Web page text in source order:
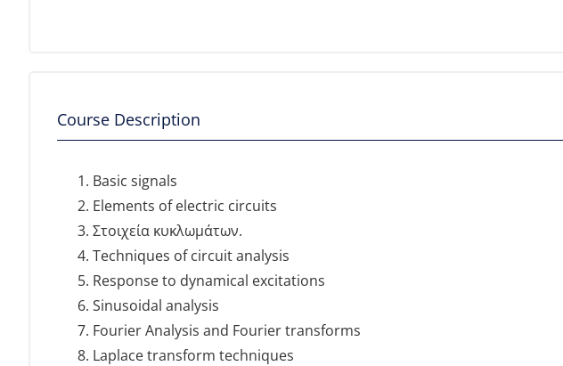
Course Description
Basic signals
Elements of electric circuits
Στοιχεία κυκλωμάτων.
Techniques of circuit analysis
Response to dynamical excitations
Sinusoidal analysis
Fourier Analysis and Fourier transforms
Laplace transform techniques